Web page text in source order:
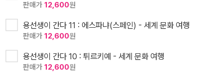
판매가 12,600원
용선생이 간다 11 : 에스파냐(스페인) - 세계 문화 여행
판매가 12,600원
용선생이 간다 10 : 튀르키예 - 세계 문화 여행
판매가 12,600원